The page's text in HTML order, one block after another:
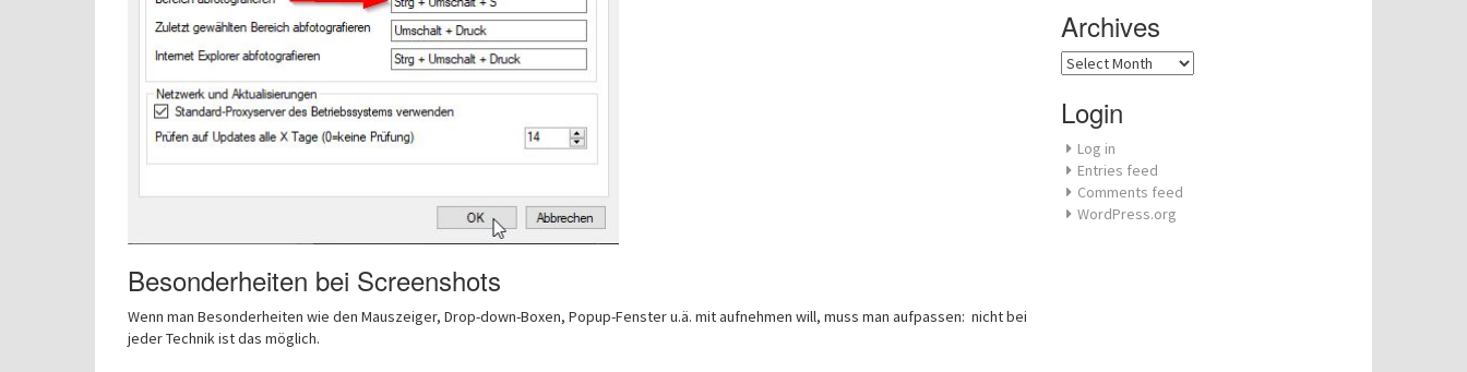
Besonderheiten bei Screenshots
Wenn man Besonderheiten wie den Mauszeiger, Drop-down-Boxen, Popup-Fenster u.ä. mit aufnehmen will, muss man aufpassen: nicht bei
jeder Technik ist das möglich.
Archives
Archives
Login
Log in
Entries feed
Comments feed
WordPress.org